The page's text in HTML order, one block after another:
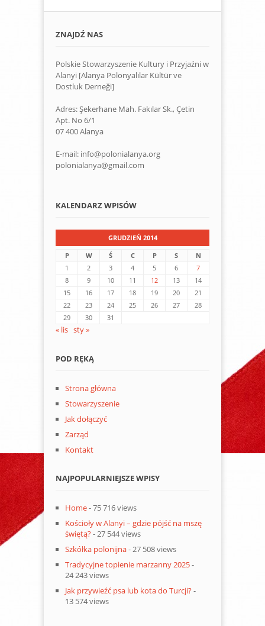
ZNAJDŹ NAS
Polskie Stowarzyszenie Kultury i Przyjaźni w
Alanyi [Alanya Polonyalılar Kültür ve
Dostluk Derneği]
Adres: Şekerhane Mah. Fakılar Sk., Çetin
Apt. No 6/1
07 400 Alanya
E-mail: info@polonialanya.org
polonialanya@gmail.com
KALENDARZ WPISÓW
GRUDZIEŃ 2014
P
W Ś C P S
N
1
2 3 4 5 6
7
8
9 10 11 12 13
14
15
16 17 18 19 20
21
22
23 24 25 26 27
28
29
30 31
« lis sty »
POD RĘKĄ
Strona główna
Stowarzyszenie
Jak dołączyć
Zarząd
Kontakt
NAJPOPULARNIEJSZE WPISY
Home- 75 716 views
Kościoły w Alanyi – gdzie pójść na mszę
świętą?- 27 544 views
Szkółka polonijna- 27 508 views
Tradycyjne topienie marzanny 2025-
24 243 views
Jak przywieźć psa lub kota do Turcji?-
13 574 views